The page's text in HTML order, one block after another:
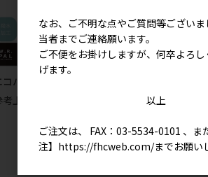
バッグＳ（アニマル）
上代
かみなり
ネット (5個
参考上代
なお、ご不明な点やご質問等ござい
当者までご連絡願います。
ご不便をお掛けしますが、何卒よろ
げます。
以上
ご注文は、 FAX：03-5534-0101 、
注】 https://fhcweb.com/までお願い